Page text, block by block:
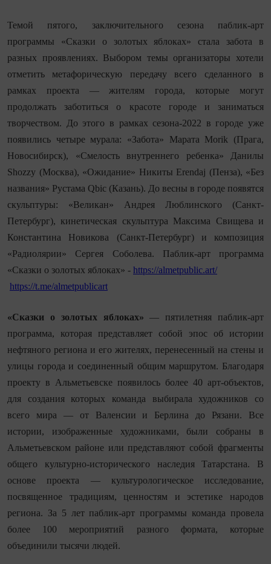
Темой пятого, заключительного сезона паблик-арт
программы «Сказки о золотых яблоках» стала забота в
разных проявлениях. Выбором темы организаторы хотели
отметить метафорическую передачу всего сделанного в
рамках проекта — жителям города, которые могут
продолжать заботиться о красоте городе и заниматься
творчеством. До этого в рамках сезона-2022 в городе уже
появились четыре мурала: «Забота» Марата Morik (Прага,
Новосибирск), «Смелость внутреннего ребенка» Данилы
Shozzy (Москва), «Ожидание» Никиты Erendaj (Пенза), «Без
названия» Рустама Qbic (Казань). До весны в городе появятся
скульптуры: «Великан» Андрея Люблинского (Санкт-
Петербург), кинетическая скульптура Максима Свищева и
Константина Новикова (Санкт-Петербург) и композиция
«Радиолярии» Сергея Соболева. Паблик-арт программа
«Сказки о золотых яблоках» - https://almetpublic.art/
https://t.me/almetpublicart
«Сказки о золотых яблоках»— пятилетняя паблик-арт
программа, которая представляет собой эпос об истории
нефтяного региона и его жителях, перенесенный на стены и
улицы города и соединенный общим маршрутом. Благодаря
проекту в Альметьевске появилось более 40 арт-объектов,
для создания которых команда выбирала художников со
всего мира — от Валенсии и Берлина до Рязани. Все
истории, изображенные художниками, были собраны в
Альметьевском районе или представляют собой фрагменты
общего культурно-исторического наследия Татарстана. В
основе проекта — культурологическое исследование,
посвященное традициям, ценностям и эстетике народов
региона. За 5 лет паблик-арт программы команда провела
более 100 мероприятий разного формата, которые
объединили тысячи людей.